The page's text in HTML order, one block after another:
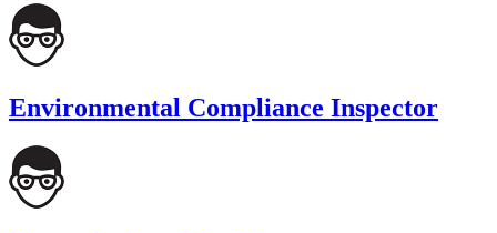
Environmental Compliance Inspector